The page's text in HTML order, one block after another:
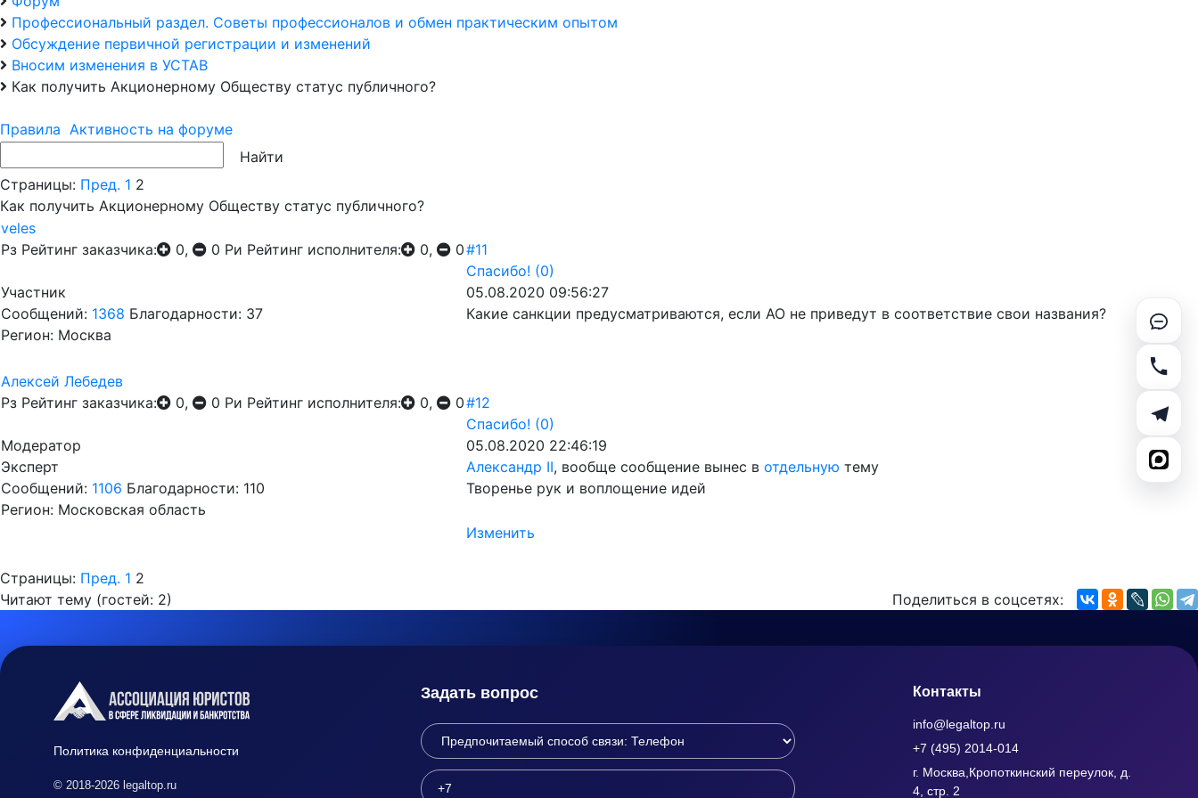
Профессиональный раздел. Советы профессионалов и обмен практическим опытом
Обсуждение первичной регистрации и изменений
Вносим изменения в УСТАВ
Как получить Акционерному Обществу статус публичного?
Правила Активность на форуме
Страницы: Пред. 1 2
Как получить Акционерному Обществу статус публичного?
veles
Рз Рейтинг заказчика: 0, 0 Ри Рейтинг исполнителя: 0, 0
Участник
Сообщений: 1368 Благодарности: 37
Регион: Москва
#11
Спасибо! (0)
05.08.2020 09:56:27
Какие санкции предусматриваются, если АО не приведут в соответствие свои названия?
Алексей Лебедев
Рз Рейтинг заказчика: 0, 0 Ри Рейтинг исполнителя: 0, 0
Модератор
Эксперт
Сообщений: 1106 Благодарности: 110
Регион: Московская область
#12
Спасибо! (0)
05.08.2020 22:46:19
Александр II, вообще сообщение вынес в отдельную тему
Творенье рук и воплощение идей
Изменить
Страницы: Пред. 1 2
Читают тему (гостей: 2) Поделиться в соцсетях:
Политика конфиденциальности
© 2018-2026 legaltop.ru
Задать вопрос Контакты
info@legaltop.ru
+7 (495) 2014-014
г. Москва,Кропоткинский переулок, д.
4, стр. 2